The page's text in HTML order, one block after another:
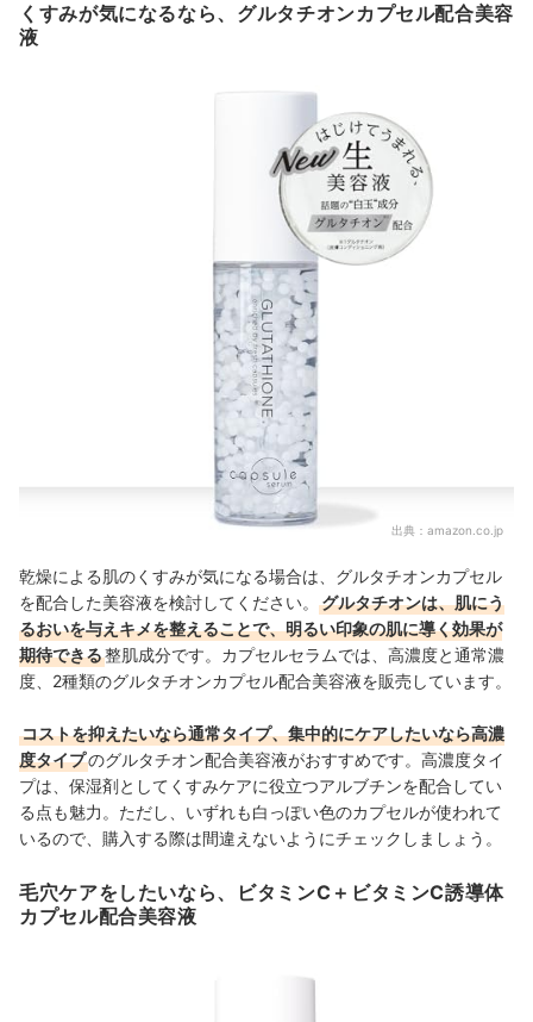
くすみが気になるなら、グルタチオンカプセル配合美容
液
出典： amazon.co.jp
乾燥による肌のくすみが気になる場合は、グルタチオンカプセル
を配合した美容液を検討してください。
グルタチオンは、肌にう
るおいを与えキメを整えることで、明るい印象の肌に導く効果が
期待できる整肌成分です。カプセルセラムでは、高濃度と通常濃
度、2種類のグルタチオンカプセル配合美容液を販売しています。
コストを抑えたいなら通常タイプ、集中的にケアしたいなら高濃
度タイプのグルタチオン配合美容液がおすすめです。高濃度タイ
プは、保湿剤としてくすみケアに役立つアルブチンを配合してい
る点も魅力。ただし、いずれも白っぽい色のカプセルが使われて
いるので、購入する際は間違えないようにチェックしましょう。
毛穴ケアをしたいなら、ビタミンC＋ビタミンC誘導体
カプセル配合美容液